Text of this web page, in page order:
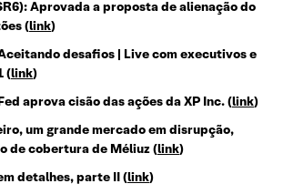
Aprovada a proposta de alienação do
(link)
desafios | Live com executivos e
(link)
aprova cisão das ações da XP Inc.(link)
um grande mercado em disrupção,
de cobertura de Méliuz(link)
detalhes, parte II(link)